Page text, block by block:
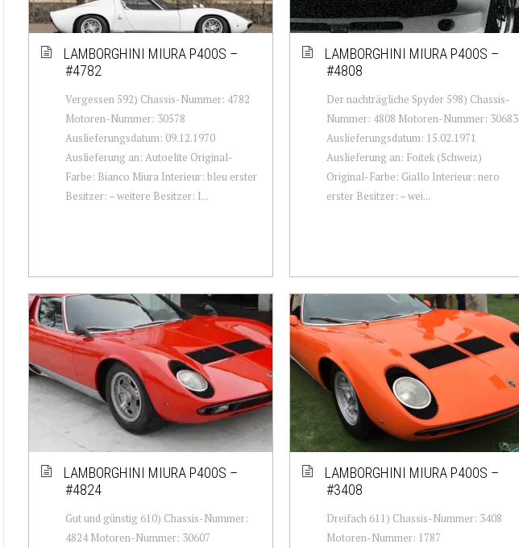
LAMBORGHINI MIURA P400S –
#4782
Vergessen 592) Chassis-Nummer: 4782
Motoren-Nummer: 30578
Auslieferungsdatum: 09.12.1970
Auslieferung an: Autoelite Original-
Farbe: Bianco Miura Interieur: bleu erster
Besitzer: – weitere Besitzer: I...
LAMBORGHINI MIURA P400S –
#4808
Der nachträgliche Spyder 598) Chassis-
Nummer: 4808 Motoren-Nummer: 30683
Auslieferungsdatum: 15.02.1971
Auslieferung an: Foitek (Schweiz)
Original-Farbe: Giallo Interieur: nero
erster Besitzer: – wei...
LAMBORGHINI MIURA P400S –
#4824
Gut und günstig 610) Chassis-Nummer:
4824 Motoren-Nummer: 30607
LAMBORGHINI MIURA P400S –
#3408
Dreifach 611) Chassis-Nummer: 3408
Motoren-Nummer: 1787